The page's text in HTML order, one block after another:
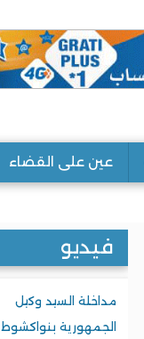
عين على القضاء
فيديو
مداخلة السيد وكيل
الجمهورية بنواكشوط